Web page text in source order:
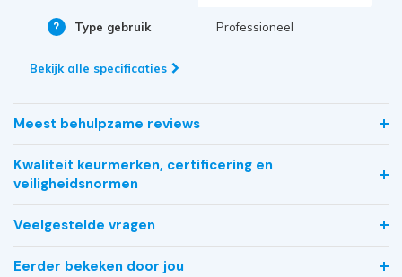
Type gebruik Professioneel
Bekijk alle specificaties
Meest behulpzame reviews
Kwaliteit keurmerken, certificering en
veiligheidsnormen
Veelgestelde vragen
Eerder bekeken door jou